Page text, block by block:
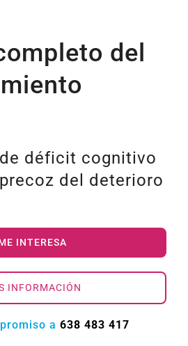
del
déficit cognitivo
del deterioro
INTERESA
INFORMACIÓN
a638 483 417